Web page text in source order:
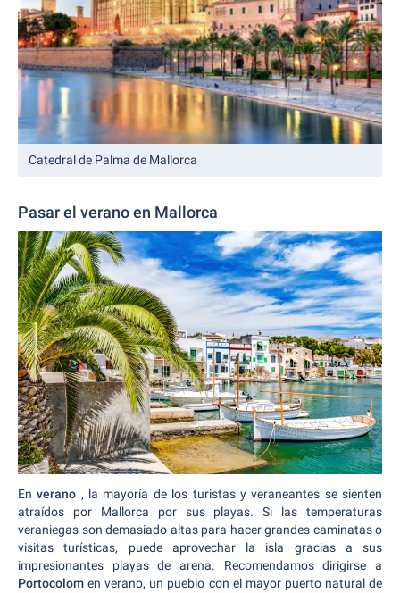
Catedral de Palma de Mallorca
Pasar el verano en Mallorca
Enverano , la mayoría de los turistas y veraneantes se sienten
atraídos por Mallorca por sus playas. Si las temperaturas
veraniegas son demasiado altas para hacer grandes caminatas o
visitas turísticas, puede aprovechar la isla gracias a sus
impresionantes playas de arena. Recomendamos dirigirse a
Portocolom en verano, un pueblo con el mayor puerto natural de